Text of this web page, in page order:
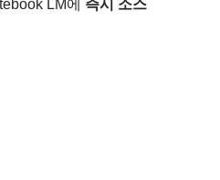
LM에 즉시 소스